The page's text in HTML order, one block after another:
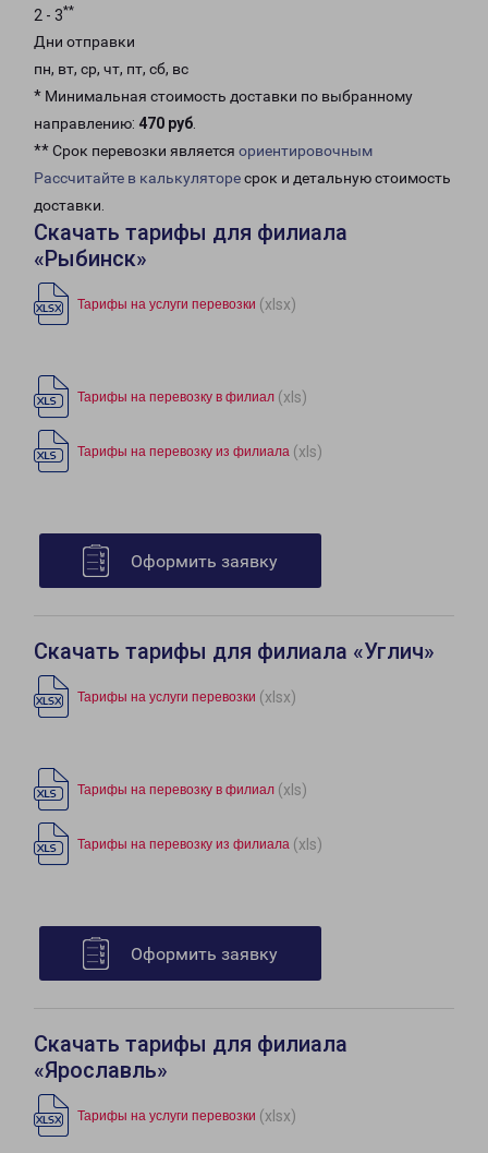
2 - 3**
Дни отправки
пн, вт, ср, чт, пт, сб, вс
* Минимальная стоимость доставки по выбранному
направлению: 470 руб.
** Срок перевозки является ориентировочным
Рассчитайте в калькуляторесрок и детальную стоимость
доставки.
Скачать тарифы для филиала
«Рыбинск»
Тарифы на услуги перевозки (xlsx)
Тарифы на перевозку в филиал (xls)
Тарифы на перевозку из филиала (xls)
Оформить заявку
Скачать тарифы для филиала «Углич»
Тарифы на услуги перевозки (xlsx)
Тарифы на перевозку в филиал (xls)
Тарифы на перевозку из филиала (xls)
Оформить заявку
Скачать тарифы для филиала
«Ярославль»
Тарифы на услуги перевозки (xlsx)